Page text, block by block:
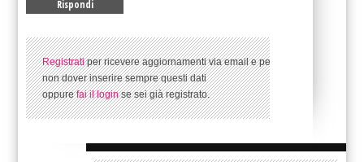
Registratiper ricevere aggiornamenti via email e per
non dover inserire sempre questi dati
oppurefai il loginse sei già registrato.